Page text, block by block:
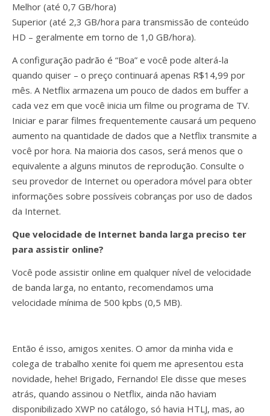
Melhor (até 0,7 GB/hora)
Superior (até 2,3 GB/hora para transmissão de conteúdo
HD – geralmente em torno de 1,0 GB/hora).
A configuração padrão é “Boa” e você pode alterá-la
quando quiser – o preço continuará apenas R$14,99 por
mês. A Netflix armazena um pouco de dados em buffer a
cada vez em que você inicia um filme ou programa de TV.
Iniciar e parar filmes frequentemente causará um pequeno
aumento na quantidade de dados que a Netflix transmite a
você por hora. Na maioria dos casos, será menos que o
equivalente a alguns minutos de reprodução. Consulte o
seu provedor de Internet ou operadora móvel para obter
informações sobre possíveis cobranças por uso de dados
da Internet.
Que velocidade de Internet banda larga preciso ter
para assistir online?
Você pode assistir online em qualquer nível de velocidade
de banda larga, no entanto, recomendamos uma
velocidade mínima de 500 kpbs (0,5 MB).
Então é isso, amigos xenites. O amor da minha vida e
colega de trabalho xenite foi quem me apresentou esta
novidade, hehe! Brigado, Fernando! Ele disse que meses
atrás, quando assinou o Netflix, ainda não haviam
disponibilizado XWP no catálogo, só havia HTLJ, mas, ao